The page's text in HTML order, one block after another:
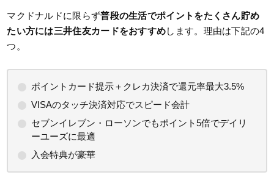
マクドナルドに限らず普段の生活でポイントをたくさん貯め
たい方には三井住友カードをおすすめします。理由は下記の4
つ。
ポイントカード提示＋クレカ決済で還元率最大3.5%
VISAのタッチ決済対応でスピード会計
セブンイレブン・ローソンでもポイント5倍でデイリ
ーユーズに最適
入会特典が豪華